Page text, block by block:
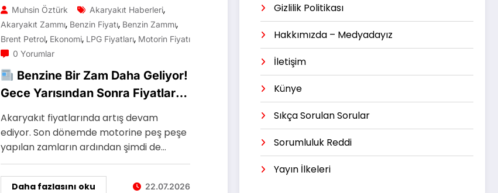
Muhsin Öztürk Akaryakıt Haberleri,
Akaryakıt Zammı, Benzin Fiyatı, Benzin Zammı,
Brent Petrol, Ekonomi, LPG Fiyatları, Motorin Fiyatı
0 Yorumlar
Benzine Bir Zam Daha Geliyor!
Gece Yarısından Sonra Fiyatlar
Akaryakıt fiyatlarında artış devam
ediyor. Son dönemde motorine peş peşe
yapılan zamların ardından şimdi de…
Daha fazlasını oku 22.07.2026
Gizlilik Politikası
Hakkımızda – Medyadayız
İletişim
Künye
Sıkça Sorulan Sorular
Sorumluluk Reddi
Yayın İlkeleri